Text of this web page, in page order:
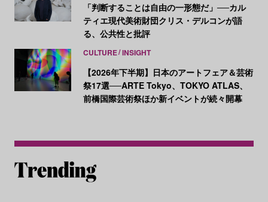
「判断することは自由の一形態だ」──カル
ティエ現代美術財団クリス・デルコンが語
る、公共性と批評
CULTURE INSIGHT
【2026年下半期】日本のアートフェア＆芸術
祭17選──ARTE Tokyo、TOKYO ATLAS、
前橋国際芸術祭ほか新イベントが続々開幕